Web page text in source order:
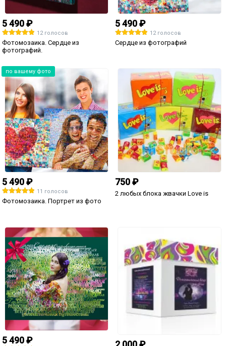
5 490 ₽
12 голосов
Фотомозаика. Сердце из
фотографий.
5 490 ₽
12 голосов
Сердце из фотографий
по вашему фото
5 490 ₽
11 голосов
Фотомозаика. Портрет из фото
750 ₽
2 любых блока жвачки Love is
5 490 ₽